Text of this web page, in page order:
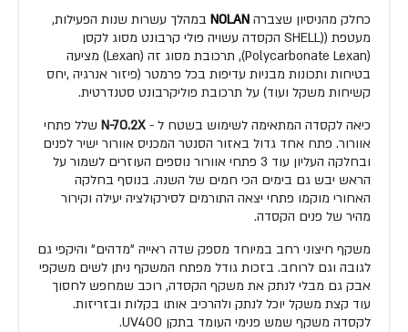
כחלק מהניסיון שצברה NOLAN במהלך עשרות שנות הפעילות,
מעטפת ((SHELL הקסדה עשויה פולי קרבונט מסוג לקסן
(Polycarbonate Lexan), תרכובת מסוג זה (Lexan) מציעה
בטיחות ותכונות מבניות עדיפות בכל פרמטר (פיזור אנרגיה ,יחס
קשיחות משקל ועוד) על תרכובת פוליקרבונט סטנדרטית.
כיאה לקסדה המתאימה לשימוש בשטח ל - N-70.2X שלל פתחי
אוורור. פתח אחד גדול באזור הסנטר המכניס אוורור ישיר לפנים
ובחלקה העליון עוד 3 פתחי אוורור נוספים העוזרים לשמור על
הראש יבש גם בימים הכי חמים של השנה. בנוסף בחלקה
האחורי מוקמו פתחי יצאה התורמים לסירקולציה יעילה וקירור
מהיר של פנים הקסדה.
משקף חיצוני רחב במיוחד מספק שדה ראייה "מדהים" והיקפי גם
לגובה וגם לרוחב. בזכות גודל מפתח המשקף ניתן לשים משקפי
אבק גם מבלי לנתק את משקף הקסדה, רוכב שמחפש לחסוך
עוד קצת משקל יוכל לנתק ולהרכיב אותו בקלות ובזריזות.
לקסדה משקף שמש פנימי העומד בתקן UV400.